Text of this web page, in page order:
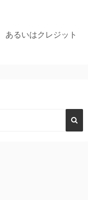
あるいはクレジット